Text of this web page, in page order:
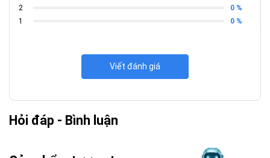
2
0 %
1
0 %
Viết đánh giá
Hỏi đáp - Bình luận